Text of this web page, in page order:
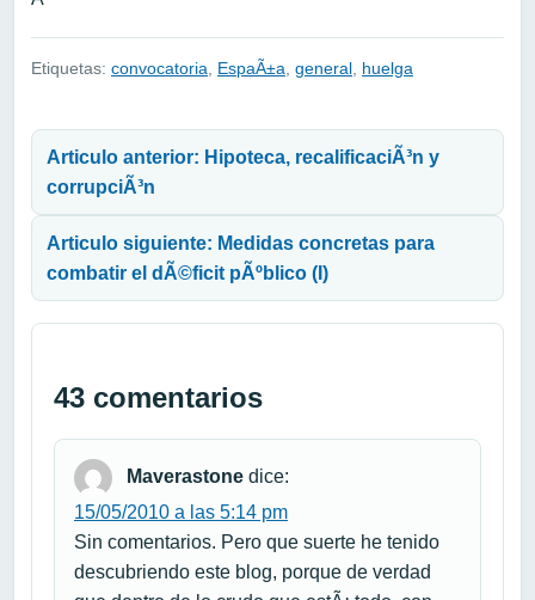
Etiquetas: convocatoria EspaÃ±a general huelga
Articulo anterior: Hipoteca, recalificaciÃ³n y
corrupciÃ³n
Articulo siguiente: Medidas concretas para
combatir el dÃ©ficit pÃºblico (I)
43 comentarios
Maverastone dice:
15/05/2010 a las 5:14 pm
Sin comentarios. Pero que suerte he tenido
descubriendo este blog, porque de verdad